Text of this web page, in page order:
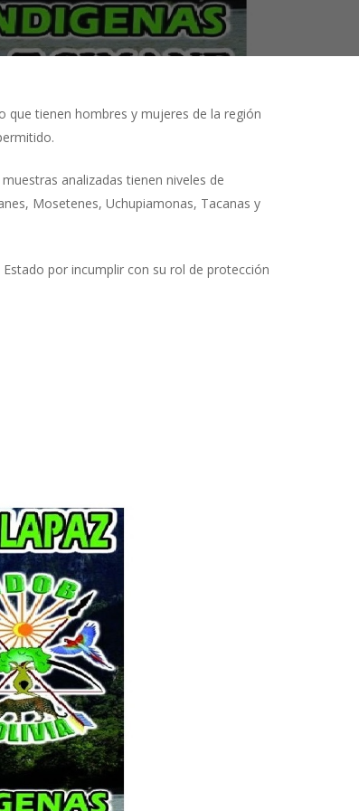
que tienen hombres y mujeres de la región
analizadas tienen niveles de
Mosetenes, Uchupiamonas, Tacanas y
por incumplir con su rol de protección